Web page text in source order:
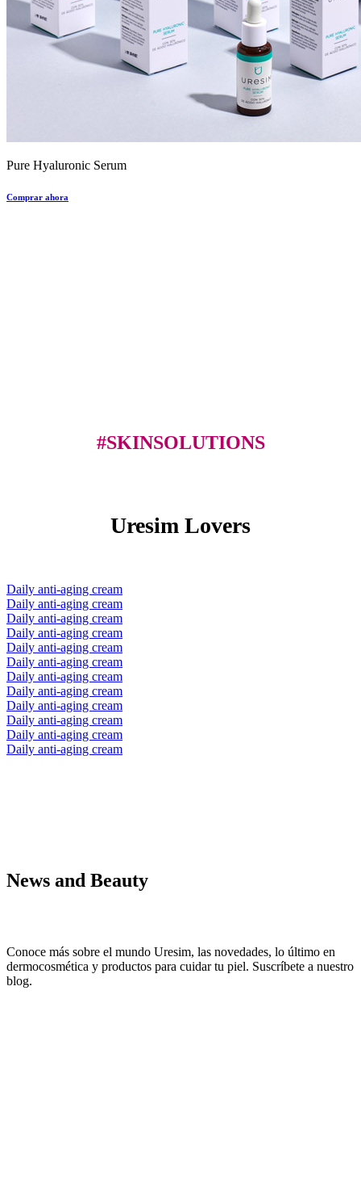
Pure Hyaluronic Serum
Comprar ahora
#SKINSOLUTIONS
Uresim Lovers
Daily anti-aging cream
Daily anti-aging cream
Daily anti-aging cream
Daily anti-aging cream
Daily anti-aging cream
Daily anti-aging cream
Daily anti-aging cream
Daily anti-aging cream
Daily anti-aging cream
Daily anti-aging cream
Daily anti-aging cream
Daily anti-aging cream
News and Beauty
Conoce más sobre el mundo Uresim, las novedades, lo último en
dermocosmética y productos para cuidar tu piel. Suscríbete a nuestro
blog.